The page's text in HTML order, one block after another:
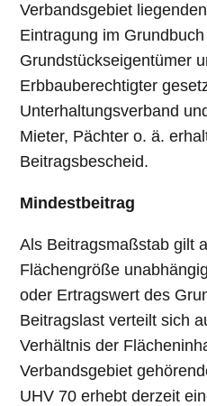
Verbandsgebiet
Eintragung im
Grundstückseigentümer
Erbbauberechtigter
Unterhaltungsverband
Mieter, Pächter o. ä.
Beitragsbescheid.
Mindestbeitrag
Als Beitragsmaßstab gilt
Flächengröße
oder Ertragswert des
Beitragslast verteilt sich
Verhältnis der
Verbandsgebiet
UHV 70 erhebt derzeit